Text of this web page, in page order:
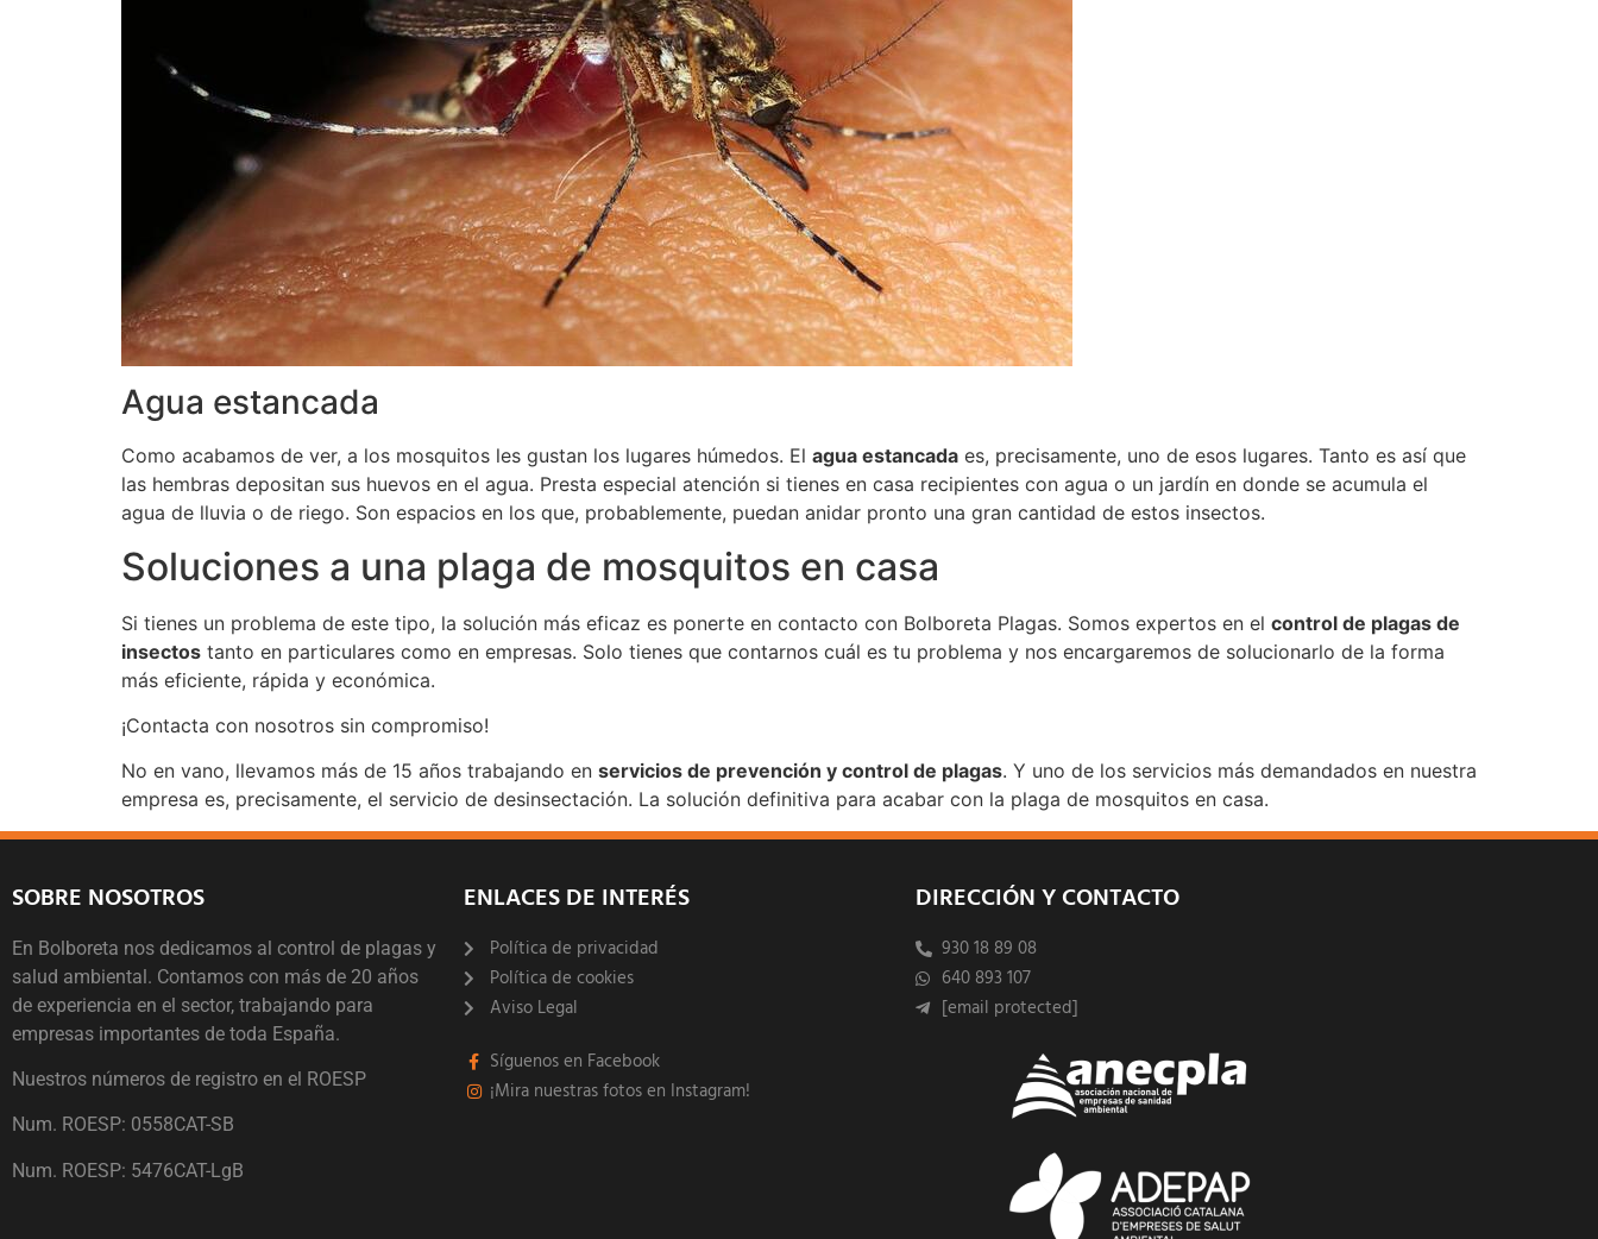
Agua estancada
Como acabamos de ver, a los mosquitos les gustan los lugares húmedos. El agua estancada es, precisamente, uno de esos lugares. Tanto es así que
las hembras depositan sus huevos en el agua. Presta especial atención si tienes en casa recipientes con agua o un jardín en donde se acumula el
agua de lluvia o de riego. Son espacios en los que, probablemente, puedan anidar pronto una gran cantidad de estos insectos.
Soluciones a una plaga de mosquitos en casa
Si tienes un problema de este tipo, la solución más eficaz es ponerte en contacto con Bolboreta Plagas. Somos expertos en el control de plagas de
insectos tanto en particulares como en empresas. Solo tienes que contarnos cuál es tu problema y nos encargaremos de solucionarlo de la forma
más eficiente, rápida y económica.
¡Contacta con nosotros sin compromiso!
No en vano, llevamos más de 15 años trabajando en servicios de prevención y control de plagas. Y uno de los servicios más demandados en nuestra
empresa es, precisamente, el servicio de desinsectación. La solución definitiva para acabar con la plaga de mosquitos en casa.
SOBRE NOSOTROS
En Bolboreta nos dedicamos al control de plagas y
salud ambiental. Contamos con más de 20 años
de experiencia en el sector, trabajando para
empresas importantes de toda España.
Nuestros números de registro en el ROESP
Num. ROESP: 0558CAT-SB
Num. ROESP: 5476CAT-LgB
ENLACES DE INTERÉS
Política de privacidad
Política de cookies
Aviso Legal
Síguenos en Facebook
¡Mira nuestras fotos en Instagram!
DIRECCIÓN Y CONTACTO
930 18 89 08
640 893 107
[email protected]